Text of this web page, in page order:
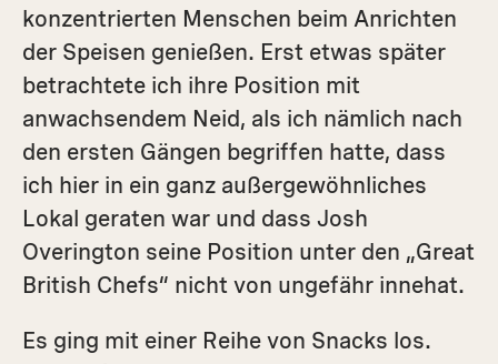
konzentrierten Menschen beim Anrichten
der Speisen genießen. Erst etwas später
betrachtete ich ihre Position mit
anwachsendem Neid, als ich nämlich nach
den ersten Gängen begriffen hatte, dass
ich hier in ein ganz außergewöhnliches
Lokal geraten war und dass Josh
Overington seine Position unter den „Great
British Chefs“ nicht von ungefähr innehat.
Es ging mit einer Reihe von Snacks los.